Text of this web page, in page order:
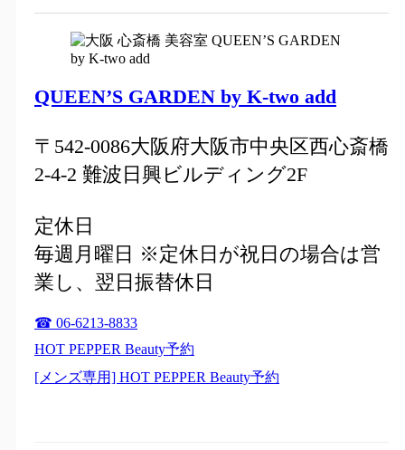
QUEEN’S GARDEN by K-two add
〒542-0086大阪府大阪市中央区西心斎橋
2-4-2 難波日興ビルディング2F
定休日
毎週月曜日 ※定休日が祝日の場合は営
業し、翌日振替休日
☎ 06-6213-8833
HOT PEPPER Beauty予約
[メンズ専用] HOT PEPPER Beauty予約